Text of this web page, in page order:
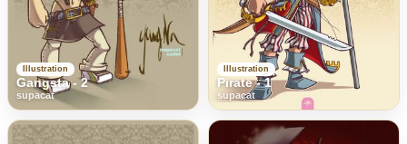
Illustration
Gangsta - 2
supacat
Illustration
Pirate - 1
supacat